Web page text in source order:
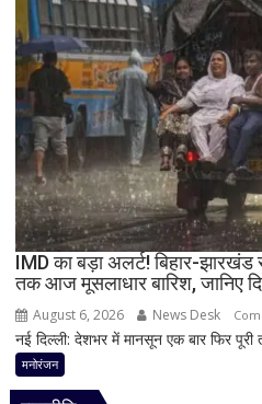
IMD का बड़ा अलर्ट! बिहार-झारखंड
तक आज मूसलाधार बारिश, जानिए
August 6, 2026 News Desk
नई दिल्ली: देशभर में मानसून एक बार फिर
मनोरंजन